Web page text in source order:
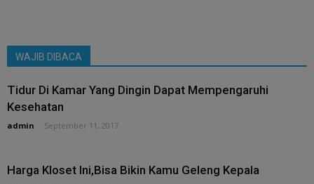
WAJIB DIBACA
Tidur Di Kamar Yang Dingin Dapat Mempengaruhi
Kesehatan
admin September 11, 2017
Harga Kloset Ini,Bisa Bikin Kamu Geleng Kepala